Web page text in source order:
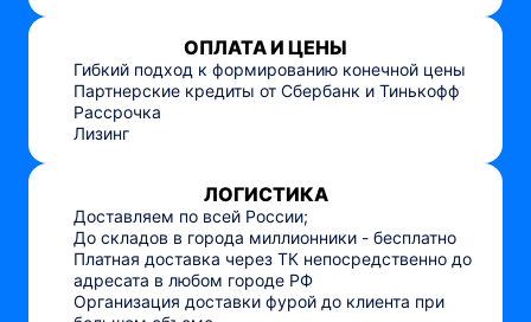
ОПЛАТА И ЦЕНЫ
Гибкий подход к формированию конечной цены
Партнерские кредиты от Сбербанк и Тинькофф
Рассрочка
Лизинг
ЛОГИСТИКА
Доставляем по всей России;
До складов в города миллионники - бесплатно
Платная доставка через ТК непосредственно до
адресата в любом городе РФ
Организация доставки фурой до клиента при